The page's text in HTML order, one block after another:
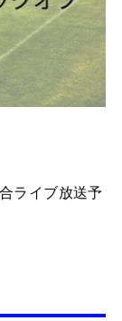
ライブ放送予